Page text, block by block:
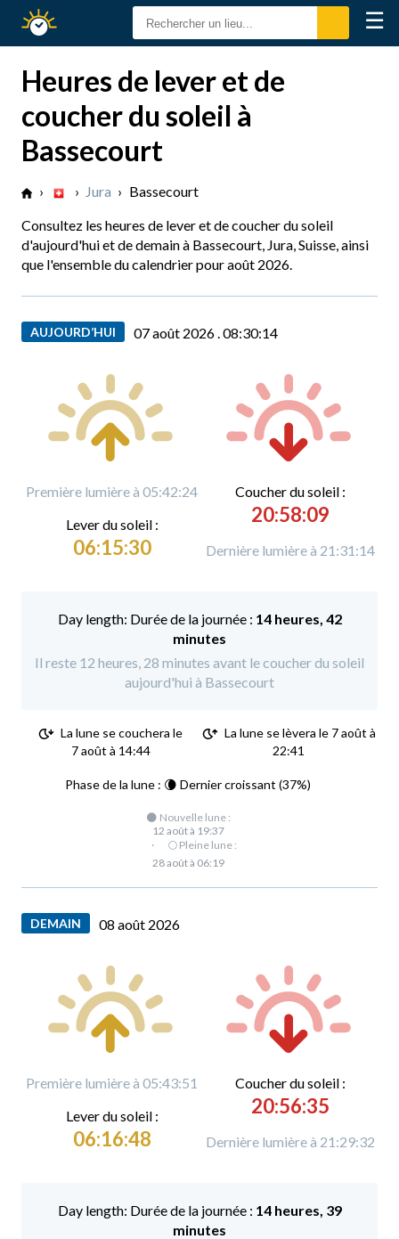
Calendrier
Solaire
☰
Heures de lever et de
coucher du soleil à
Bassecourt
› › Jura › Bassecourt
Consultez les heures de lever et de coucher du soleil
d'aujourd'hui et de demain à Bassecourt, Jura, Suisse, ainsi
que l'ensemble du calendrier pour août 2026.
AUJOURD’HUI 07 août 2026 .08:30:15
Première lumière à 05:42:24
Lever du soleil :
06:15:30
Coucher du soleil :
20:58:09
Dernière lumière à 21:31:14
Durée de la journée : 14 heures, 42
minutes
Il reste 12 heures, 28 minutes avant le coucher du soleil
aujourd'hui à Bassecourt
La lune se couchera le
7 août à 14:44
La lune se lèvera le 7 août à
22:41
Phase de la lune : 🌘 Dernier croissant (37%)
🌑 Nouvelle lune :
12 août à 19:37
·
🌕 Pleine lune :
28 août à 06:19
DEMAIN 08 août 2026
Première lumière à 05:43:51
Lever du soleil :
06:16:48
Coucher du soleil :
20:56:35
Dernière lumière à 21:29:32
Durée de la journée : 14 heures, 39
minutes